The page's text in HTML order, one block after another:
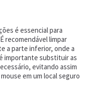
é essencial para
recomendável limpar
a parte inferior, onde a
importante substituir as
evitando assim
em um local seguro